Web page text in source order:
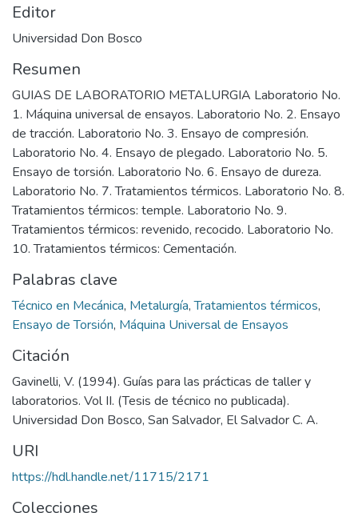
Editor
Universidad Don Bosco
Resumen
GUIAS DE LABORATORIO METALURGIA Laboratorio No.
1. Máquina universal de ensayos. Laboratorio No. 2. Ensayo
de tracción. Laboratorio No. 3. Ensayo de compresión.
Laboratorio No. 4. Ensayo de plegado. Laboratorio No. 5.
Ensayo de torsión. Laboratorio No. 6. Ensayo de dureza.
Laboratorio No. 7. Tratamientos térmicos. Laboratorio No. 8.
Tratamientos térmicos: temple. Laboratorio No. 9.
Tratamientos térmicos: revenido, recocido. Laboratorio No.
10. Tratamientos térmicos: Cementación.
Palabras clave
Técnico en Mecánica, Metalurgía,Tratamientos térmicos,
Ensayo de Torsión, Máquina Universal de Ensayos
Citación
Gavinelli, V. (1994). Guías para las prácticas de taller y
laboratorios. Vol II. (Tesis de técnico no publicada).
Universidad Don Bosco, San Salvador, El Salvador C. A.
URI
https://hdl.handle.net/11715/2171
Colecciones